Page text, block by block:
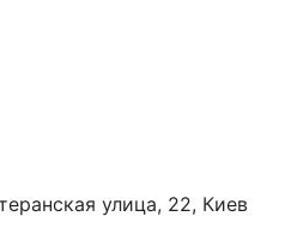
улица, 22, Киев